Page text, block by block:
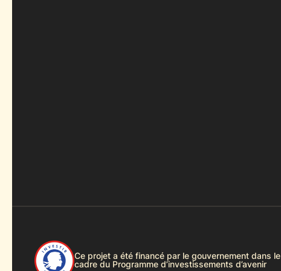
Ce projet a été financé par le gouvernement dans le
cadre du Programme d’investissements d’avenir